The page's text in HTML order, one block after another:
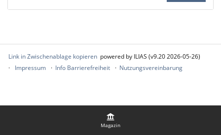
Magazin
Link in Zwischenablage kopieren powered by ILIAS (v9.20 2026-05-26)
Impressum
Info Barrierefreiheit Nutzungsvereinbarung